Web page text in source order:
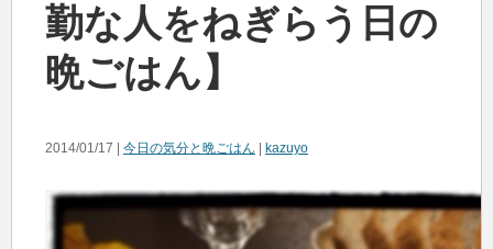
勤な人をねぎらう日の
晩ごはん】
2014/01/17 | 今日の気分と晩ごはん kazuyo